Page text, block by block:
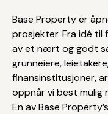
Base Property er
prosjekter. Fra idé til
av et nært og godt
grunneiere,
finansinstitusjoner,
oppnår vi best mulig
En av Base